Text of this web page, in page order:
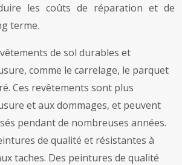
les coûts de réparation et de
terme.
de sol durables et
comme le carrelage, le parquet
Ces revêtements sont plus
et aux dommages, et peuvent
pendant de nombreuses années.
de qualité et résistantes à
taches. Des peintures de qualité